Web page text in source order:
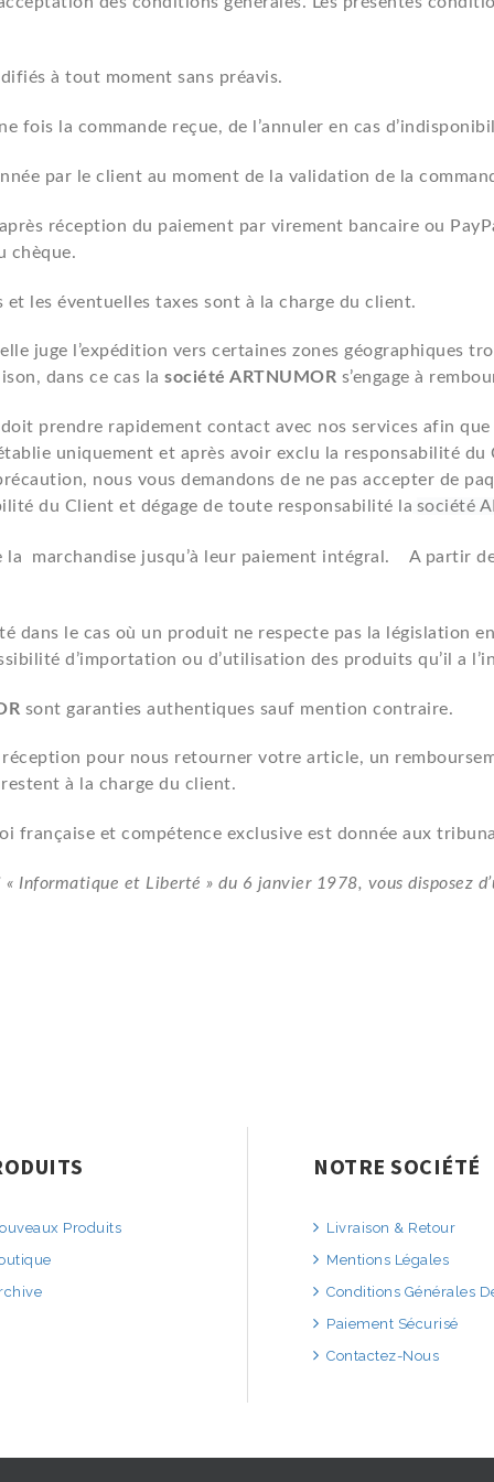
à tout moment sans préavis.
fois la commande reçue, de l’annuler en cas
par le client au moment de la validation de la
réception du paiement par virement bancaire ou
chèque.
les éventuelles taxes sont à la charge du client.
juge l’expédition vers certaines zones géographiques
dans ce cas la société ARTNUMOR s’engage à
prendre rapidement contact avec nos services afin
uniquement et après avoir exclu la responsabilité
nous vous demandons de ne pas accepter de
du Client et dégage de toute responsabilité la société
marchandise jusqu’à leur paiement intégral. A partir
dans le cas où un produit ne respecte pas la législation
d’importation ou d’utilisation des produits qu’il a
sont garanties authentiques sauf mention contraire.
pour nous retourner votre article, un
à la charge du client.
française et compétence exclusive est donnée aux
Informatique et Liberté » du 6 janvier 1978, vous disposez
Produits
NOTRE SOCIÉTÉ
Livraison & Retour
Mentions Légales
Conditions Générales
Paiement Sécurisé
Contactez-Nous